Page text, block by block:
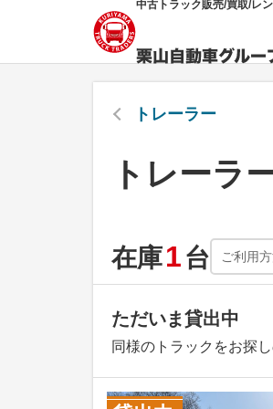
中古トラック販売/買取/レ
トレーラー
トレーラ
在庫1台 ご利用
ただいま貸出中
同様のトラックをお探